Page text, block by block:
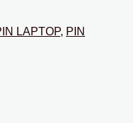
LAPTOP, PIN